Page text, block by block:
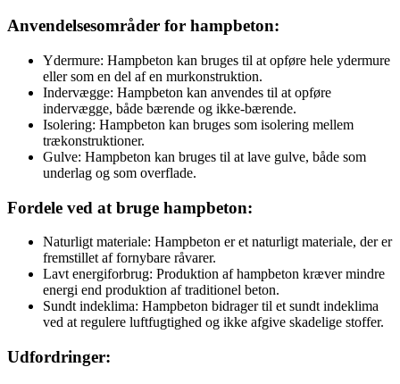
Anvendelsesområder for hampbeton:
Ydermure: Hampbeton kan bruges til at opføre hele ydermure
eller som en del af en murkonstruktion.
Indervægge: Hampbeton kan anvendes til at opføre
indervægge, både bærende og ikke-bærende.
Isolering: Hampbeton kan bruges som isolering mellem
trækonstruktioner.
Gulve: Hampbeton kan bruges til at lave gulve, både som
underlag og som overflade.
Fordele ved at bruge hampbeton:
Naturligt materiale: Hampbeton er et naturligt materiale, der er
fremstillet af fornybare råvarer.
Lavt energiforbrug: Produktion af hampbeton kræver mindre
energi end produktion af traditionel beton.
Sundt indeklima: Hampbeton bidrager til et sundt indeklima
ved at regulere luftfugtighed og ikke afgive skadelige stoffer.
Udfordringer: